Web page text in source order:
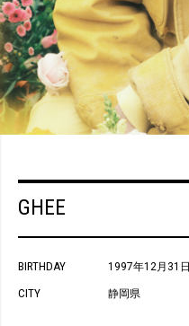
GHEE
BIRTHDAY 1997年12月31日
CITY 静岡県